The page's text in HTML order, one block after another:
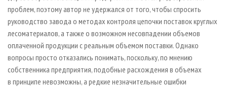
проблем, поэтому автор не удержался от того, чтобы спросить
руководство завода о методах контроля цепочки поставок круглых
лесоматериалов, а также о возможном несовпадении объемов
оплаченной продукции с реальным объемом поставки. Однако
вопросы просто отказались понимать, поскольку, по мнению
собственника предприятия, подобные расхождения в объемах
в принципе невозможны, а редкие незначительные ошибки